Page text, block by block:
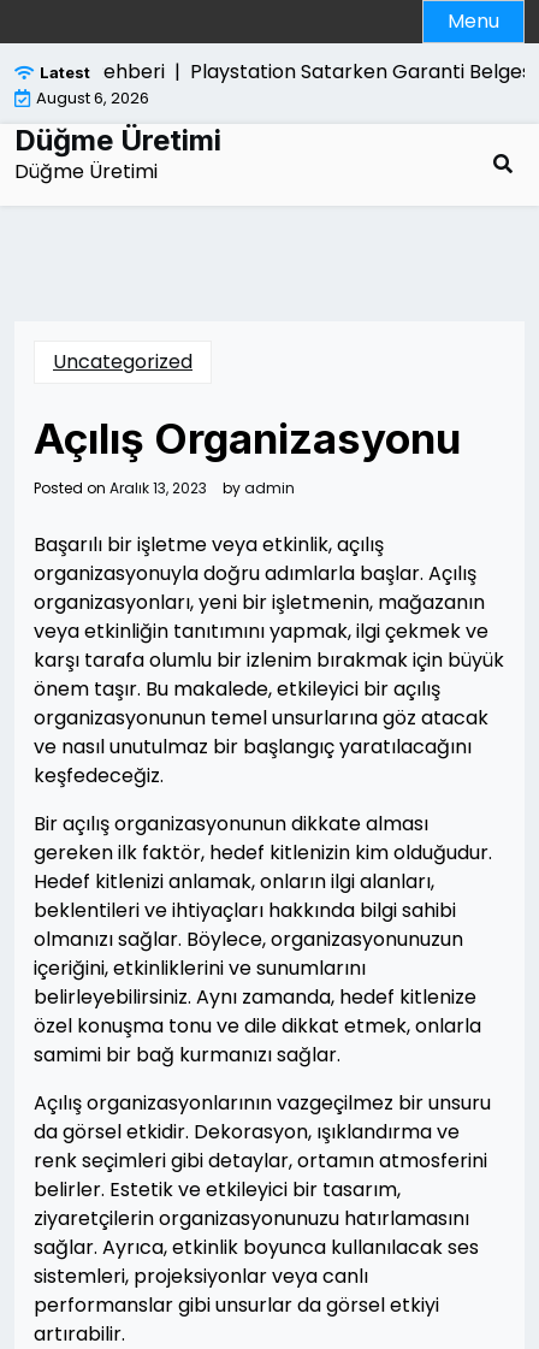
to
content
Menu
LatestRehberi |Playstation Satarken Garanti Belgesi
August 6, 2026
Düğme Üretimi
Düğme Üretimi
Uncategorized
Açılış Organizasyonu
Posted on Aralık 13, 2023 byadmin
Başarılı bir işletme veya etkinlik, açılış
organizasyonuyla doğru adımlarla başlar. Açılış
organizasyonları, yeni bir işletmenin, mağazanın
veya etkinliğin tanıtımını yapmak, ilgi çekmek ve
karşı tarafa olumlu bir izlenim bırakmak için büyük
önem taşır. Bu makalede, etkileyici bir açılış
organizasyonunun temel unsurlarına göz atacak
ve nasıl unutulmaz bir başlangıç yaratılacağını
keşfedeceğiz.
Bir açılış organizasyonunun dikkate alması
gereken ilk faktör, hedef kitlenizin kim olduğudur.
Hedef kitlenizi anlamak, onların ilgi alanları,
beklentileri ve ihtiyaçları hakkında bilgi sahibi
olmanızı sağlar. Böylece, organizasyonunuzun
içeriğini, etkinliklerini ve sunumlarını
belirleyebilirsiniz. Aynı zamanda, hedef kitlenize
özel konuşma tonu ve dile dikkat etmek, onlarla
samimi bir bağ kurmanızı sağlar.
Açılış organizasyonlarının vazgeçilmez bir unsuru
da görsel etkidir. Dekorasyon, ışıklandırma ve
renk seçimleri gibi detaylar, ortamın atmosferini
belirler. Estetik ve etkileyici bir tasarım,
ziyaretçilerin organizasyonunuzu hatırlamasını
sağlar. Ayrıca, etkinlik boyunca kullanılacak ses
sistemleri, projeksiyonlar veya canlı
performanslar gibi unsurlar da görsel etkiyi
artırabilir.